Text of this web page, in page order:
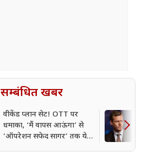
सम्बंधित खबर
वीकेंड प्लान सेट! OTT पर
धमाका, ‘मैं वापस आऊंगा’ से
‘ऑपरेशन सफेद सागर’ तक ये